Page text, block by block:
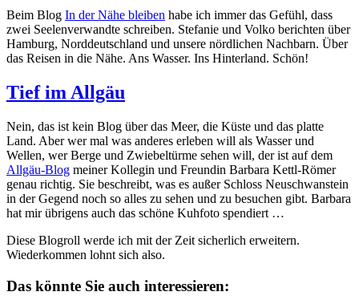
Beim Blog In der Nähe bleiben habe ich immer das Gefühl, dass
zwei Seelenverwandte schreiben. Stefanie und Volko berichten über
Hamburg, Norddeutschland und unsere nördlichen Nachbarn. Über
das Reisen in die Nähe. Ans Wasser. Ins Hinterland. Schön!
Tief im Allgäu
Nein, das ist kein Blog über das Meer, die Küste und das platte
Land. Aber wer mal was anderes erleben will als Wasser und
Wellen, wer Berge und Zwiebeltürme sehen will, der ist auf dem
Allgäu-Blog meiner Kollegin und Freundin Barbara Kettl-Römer
genau richtig. Sie beschreibt, was es außer Schloss Neuschwanstein
in der Gegend noch so alles zu sehen und zu besuchen gibt. Barbara
hat mir übrigens auch das schöne Kuhfoto spendiert …
Diese Blogroll werde ich mit der Zeit sicherlich erweitern.
Wiederkommen lohnt sich also.
Das könnte Sie auch interessieren: